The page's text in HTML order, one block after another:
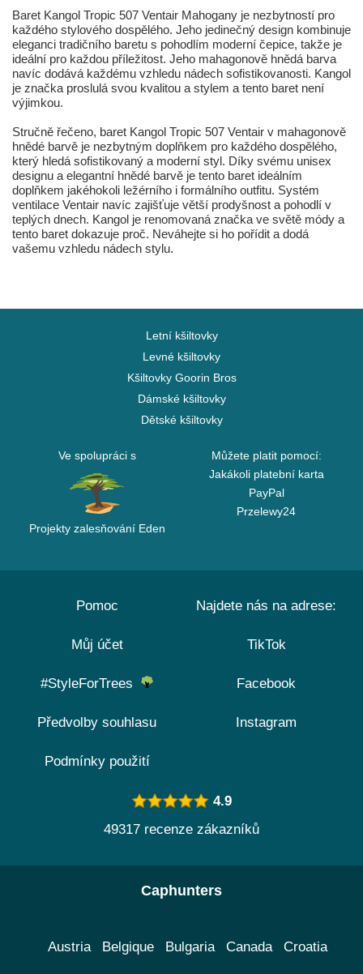
Baret Kangol Tropic 507 Ventair Mahogany je nezbytností pro
každého stylového dospělého. Jeho jedinečný design kombinuje
eleganci tradičního baretu s pohodlím moderní čepice, takže je
ideální pro každou příležitost. Jeho mahagonově hnědá barva
navíc dodává každému vzhledu nádech sofistikovanosti. Kangol
je značka proslulá svou kvalitou a stylem a tento baret není
výjimkou.
Stručně řečeno, baret Kangol Tropic 507 Ventair v mahagonově
hnědé barvě je nezbytným doplňkem pro každého dospělého,
který hledá sofistikovaný a moderní styl. Díky svému unisex
designu a elegantní hnědé barvě je tento baret ideálním
doplňkem jakéhokoli ležérního i formálního outfitu. Systém
ventilace Ventair navíc zajišťuje větší prodyšnost a pohodlí v
teplých dnech. Kangol je renomovaná značka ve světě módy a
tento baret dokazuje proč. Neváhejte si ho pořídit a dodá
vašemu vzhledu nádech stylu.
Letní kšiltovky
Levné kšiltovky
Kšiltovky Goorin Bros
Dámské kšiltovky
Dětské kšiltovky
Ve spolupráci s
Projekty zalesňování Eden
Můžete platit pomocí:
Jakákoli platební karta
PayPal
Przelewy24
Pomoc
Můj účet
#StyleForTrees
Předvolby souhlasu
Podmínky použití
Najdete nás na adrese:
TikTok
Facebook
Instagram
4.9
49317 recenze zákazníků
Caphunters
Austria Belgique Bulgaria Canada Croatia